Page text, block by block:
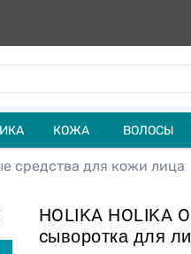
КОЖА ВОЛОСЫ
средства для кожи лица
HOLIKA HOLIKA
cыворотка для